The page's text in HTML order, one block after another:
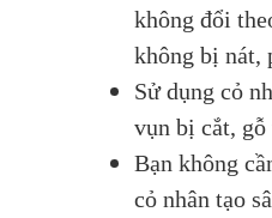
không đổi
không bị nát,
Sử dụng cỏ
vụn bị cắt,
Bạn không
cỏ nhân tạo